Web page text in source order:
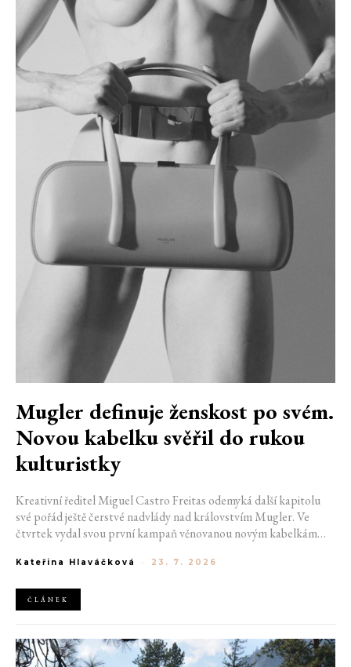
Mugler definuje ženskost po svém.
Novou kabelku svěřil do rukou
kulturistky
Kreativní ředitel Miguel Castro Freitas odemyká další kapitolu
své pořád ještě čerstvé nadvlády nad královstvím Mugler. Ve
čtvrtek vydal svou první kampaň věnovanou novým kabelkám
do módního domu dorazil. Umně mísí výrazy minulosti a dávných
Kateřina Hlaváčková - 23. 7. 2026
ČLÁNEK